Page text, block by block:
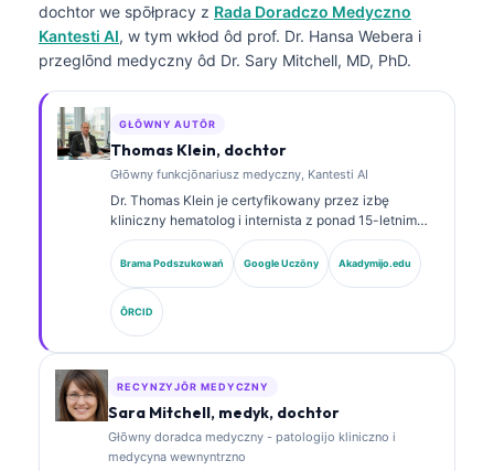
dochtor we spōłpracy z Rada Doradczo Medyczno
Kantesti AI, w tym wkłod ôd prof. Dr. Hansa Webera i
przeglōnd medyczny ôd Dr. Sary Mitchell, MD, PhD.
GŁŌWNY AUTŌR
Thomas Klein, dochtor
Głōwny funkcjōnariusz medyczny, Kantesti AI
Dr. Thomas Klein je certyfikowany przez izbę
kliniczny hematolog i internista z ponad 15-letnim
doświadczeniem w medycynie laboratoryjnej i
analizie klinicznej wspieranej sztuczną inteligencją.
Jako Chief Medical Officer w Kantesti AI sprawuje
kliniczny nadzór nad medycznom poprawnościom
wytwornego sieci neuronowej. Dr. Klein publikował
obszernie na temat interpretacyje biomarkerów i
diagnostyki laboratoryjnej w dziedzinie medycyny
laboratoryjnej.
Brama Podszukowań Google Uczōny Akadymijo.edu
ÔRCID
RECYNZYJŌR MEDYCZNY
Sara Mitchell, medyk, dochtor
Głōwny doradca medyczny - patologijo kliniczno i
medycyna wewnyntrzno